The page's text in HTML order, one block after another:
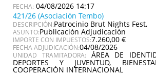
04/08/2026 14:17
421/26 (Asociación Tembo)
DESCRIPCIÓN:Patrocinio Brut Nights Fest,
ASUNTO:Publicación Adjudicación
IMPORTE CON IMPUESTOS:7.260,00 €
FECHA ADJUDICACIÓN:04/08/2026
UNIDAD TRAMITADORA: ÁREA DE
DEPORTES Y JUVENTUD,
COOPERACIÓN INTERNACIONAL